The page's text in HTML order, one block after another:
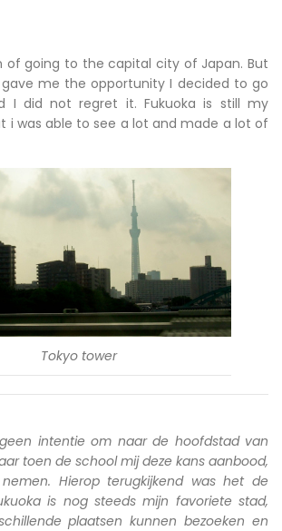
of going to the capital city of Japan. But
me the opportunity I decided to go
I did not regret it. Fukuoka is still my
i was able to see a lot and made a lot of
Tokyo tower
intentie om naar de hoofdstad van
toen de school mij deze kans aanbood,
Hierop terugkijkend was het de
is nog steeds mijn favoriete stad,
plaatsen kunnen bezoeken en